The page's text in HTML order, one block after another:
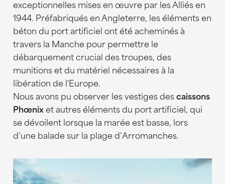
Fish and Co by Pappagall
La Marine Restaurant
exceptionnelles mises en œuvre par les Alliés en
1944. Préfabriqués en Angleterre, les éléments en
béton du port artificiel ont été acheminés à
travers la Manche pour permettre le
débarquement crucial des troupes, des
munitions et du matériel nécessaires à la
libération de l'Europe.
Nous avons pu observer les vestiges des caissons
Phœnixet autres éléments du port artificiel, qui
se dévoilent lorsque la marée est basse, lors
d’une balade sur la plage d’Arromanches.